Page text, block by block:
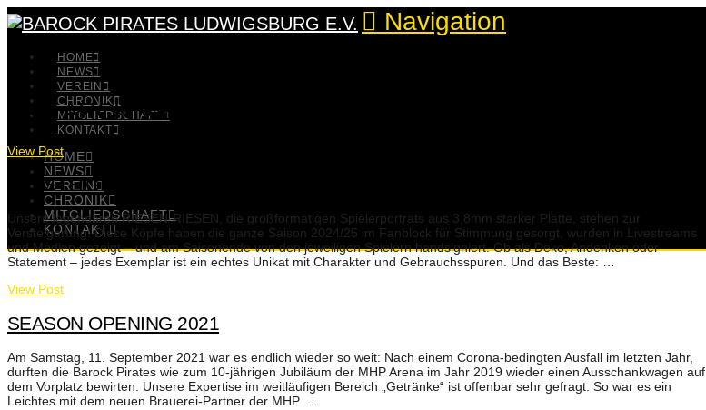
Navigation
HOME
NEWS
VEREIN
CHRONIK
MITGLIEDSCHAFT
KONTAKT
HOME
NEWS
VEREIN
CHRONIK
MITGLIEDSCHAFT
KONTAKT
TAG ARCHIVE
View Post
VERSTEIGERUNG RIESEN-RIESEN
Unsere legendären RIESEN-RIESEN, die großformatigen Spielerporträts aus 3,8mm starker Platte, stehen zur
Versteigerung! Diese Köpfe haben die ganze Saison 2024/25 im Fanblock für Stimmung gesorgt, wurden in Livestreams
und Medien gezeigt – und am Saisonende von den jeweiligen Spielern handsigniert. Ob als Deko, Andenken oder
Statement – jedes Exemplar ist ein echtes Unikat mit Charakter und Gebrauchsspuren. Und das Beste: …
View Post
SEASON OPENING 2021
Am Samstag, 11. September 2021 war es endlich wieder so weit: Nach einem Corona-bedingten Ausfall im letzten Jahr,
durften die Barock Pirates wie zum 10-jährigen Jubiläum der MHP Arena im Jahr 2019 wieder einen Ausschankwagen auf
dem Vorplatz bewirten. Unsere Expertise im weitläufigen Bereich „Getränke“ ist offenbar sehr gefragt. So war es ein
Leichtes mit dem neuen Brauerei-Partner der MHP …